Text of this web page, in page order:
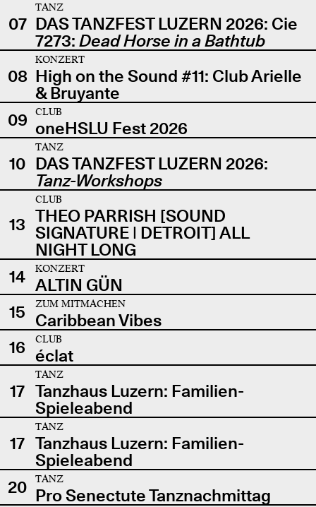
07
TANZ
DAS TANZFEST LUZERN 2026: Cie
7273: Dead Horse in a Bathtub
08
KONZERT
High on the Sound #11: Club Arielle
& Bruyante
09
CLUB
oneHSLU Fest 2026
10
TANZ
DAS TANZFEST LUZERN 2026:
Tanz-Workshops
13
CLUB
THEO PARRISH [SOUND
SIGNATURE | DETROIT] ALL
NIGHT LONG
14
KONZERT
ALTIN GÜN
15
ZUM MITMACHEN
Caribbean Vibes
16
CLUB
éclat
17
TANZ
Tanzhaus Luzern: Familien-
Spieleabend
17
TANZ
Tanzhaus Luzern: Familien-
Spieleabend
20
TANZ
Pro Senectute Tanznachmittag